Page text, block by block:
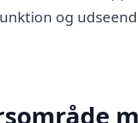
og